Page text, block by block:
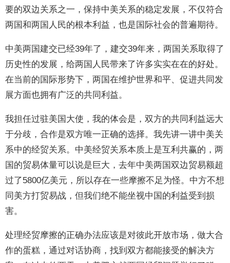
要的双边关系之一，保持中美关系的稳定发展，不仅符合
两国和两国人民的根本利益，也是国际社会的普遍期待。
中美两国建交已经39年了，建交39年来，两国关系取得了
历史性的发展，给两国人民带来了许多实实在在的好处。
在当前的国际形势下，两国在维护世界和平、促进共同发
展方面也拥有广泛的共同利益。
我担任过驻美国大使，我的体会是，双方的共同利益远大
于分歧，合作是双方唯一正确的选择。我先讲一讲中美关
系中的经贸关系。中美经贸关系本质上是互利共赢的，两
国的贸易体量可以说是巨大，去年中美两国双边贸易额超
过了5800亿美元，所以存在一些摩擦不足为怪。中方不想
同美方打贸易战，但我们绝不能坐视中国的利益受到损
害。
处理经贸摩擦的正确办法应该是对彼此开放市场，做大合
作的蛋糕，通过对话协商，找到双方都能接受的解决方